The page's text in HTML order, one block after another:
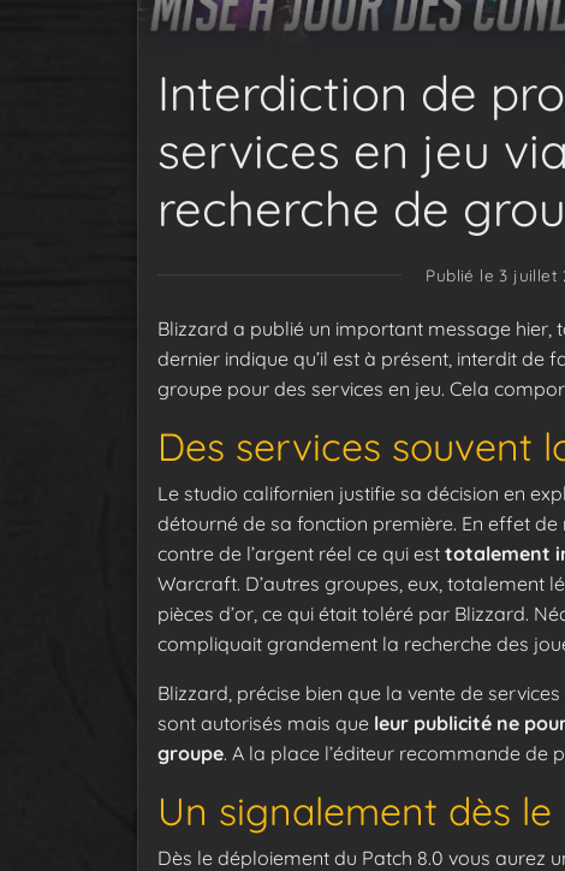
Interdiction de
services en jeu
recherche de
Publié le 3 juillet
Blizzard a publié un important message hier,
dernier indique qu’il est à présent, interdit de
groupe pour des services en jeu. Cela
Des services souvent
Le studio californien justifie sa décision en
détourné de sa fonction première. En effet
contre de l’argent réel ce qui est totalement
Warcraft. D’autres groupes, eux, totalement
pièces d’or, ce qui était toléré par Blizzard.
compliquait grandement la recherche des
Blizzard, précise bien que la vente de
sont autorisés mais que leur publicité ne
groupe. A la place l’éditeur recommande de
Un signalement dès le
Dès le déploiement du Patch 8.0 vous aurez